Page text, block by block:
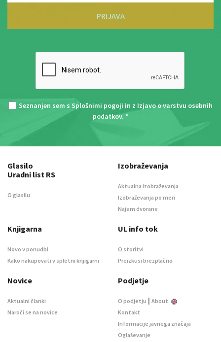
PRIJAVA
Seznanjen sem s Splošnimi pogoji in z Izjavo o varstvu osebnih
podatkov. *
Glasilo
Uradni list RS
O glasilu
Izobraževanja
Aktualna izobraževanja
Izobraževanja po meri
Najem dvorane
Knjigarna
Novo v ponudbi
Kako nakupovati v spletni knjigarni
UL info tok
O storitvi
Preizkusi brezplačno
Novice
Aktualni članki
Naroči se na novice
Podjetje
O podjetju | About
Kontakt
Informacije javnega značaja
Oglaševanje